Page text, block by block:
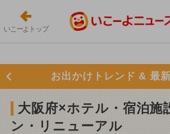
いこーよトップ
お出かけトレンド & 最
大阪府×ホテル・宿泊施
ン・リニューアル